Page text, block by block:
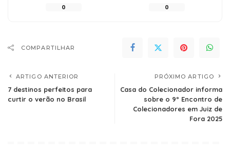
0 0
COMPARTILHAR
ARTIGO ANTERIOR
7 destinos perfeitos para
curtir o verão no Brasil
PRÓXIMO ARTIGO
Casa do Colecionador informa
sobre o 9º Encontro de
Colecionadores em Juiz de
Fora 2025